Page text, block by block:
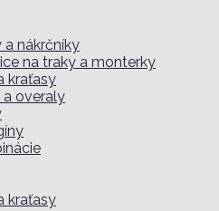
a nákrčníky
na traky a monterky
kraťasy
a overaly
kraťasy